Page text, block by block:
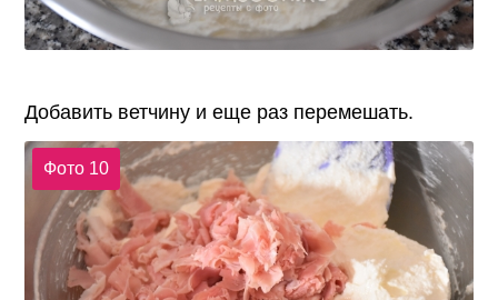
Добавить ветчину и еще раз перемешать.
Фото 10